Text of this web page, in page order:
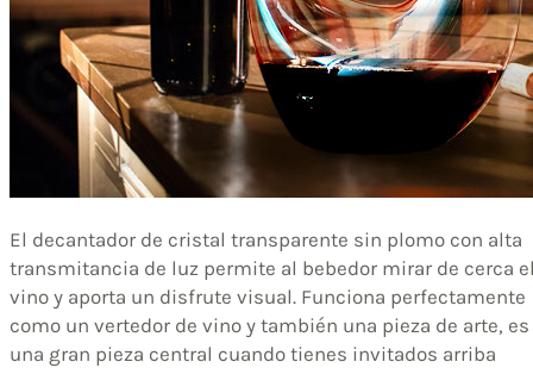
El decantador de cristal transparente sin plomo con alta
transmitancia de luz permite al bebedor mirar de cerca
vino y aporta un disfrute visual. Funciona perfectamente
como un vertedor de vino y también una pieza de arte, es
una gran pieza central cuando tienes invitados arriba